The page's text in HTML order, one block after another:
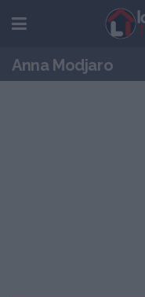
Anna Modjaro